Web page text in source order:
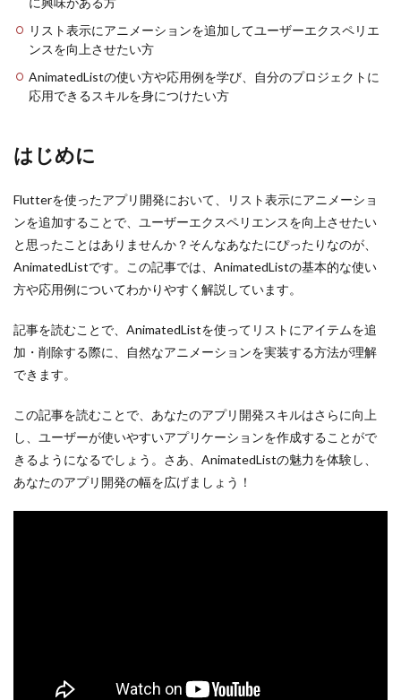
リスト表示にアニメーションを追加してユーザーエクスペリエ
ンスを向上させたい方
AnimatedListの使い方や応用例を学び、自分のプロジェクトに
応用できるスキルを身につけたい方
はじめに
Flutterを使ったアプリ開発において、リスト表示にアニメーショ
ンを追加することで、ユーザーエクスペリエンスを向上させたい
と思ったことはありませんか？そんなあなたにぴったりなのが、
AnimatedListです。この記事では、AnimatedListの基本的な使い
方や応用例についてわかりやすく解説しています。
記事を読むことで、AnimatedListを使ってリストにアイテムを追
加・削除する際に、自然なアニメーションを実装する方法が理解
できます。
この記事を読むことで、あなたのアプリ開発スキルはさらに向上
し、ユーザーが使いやすいアプリケーションを作成することがで
きるようになるでしょう。さあ、AnimatedListの魅力を体験し、
あなたのアプリ開発の幅を広げましょう！